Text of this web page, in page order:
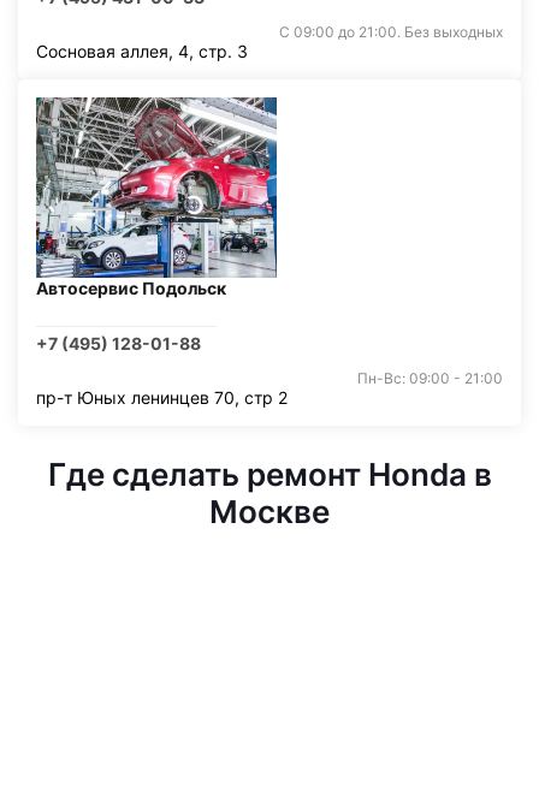
С 09:00 до 21:00. Без выходных
Сосновая аллея, 4, стр. 3
Автосервис Подольск
+7 (495) 128-01-88
Пн-Вс: 09:00 - 21:00
пр-т Юных ленинцев 70, стр 2
Где сделать ремонт Honda в
Москве